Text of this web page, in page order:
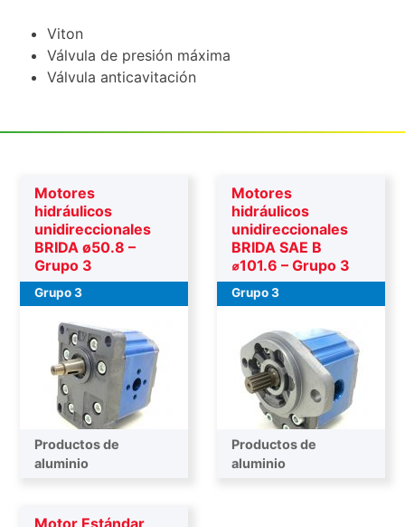
Viton
Válvula de presión máxima
Válvula anticavitación
Motores
hidráulicos
unidireccionales
BRIDA ø50.8 –
Grupo 3
Grupo 3
Productos de
aluminio
Motores
hidráulicos
unidireccionales
BRIDA SAE B
⌀101.6 – Grupo 3
Grupo 3
Productos de
aluminio
Motor Estándar